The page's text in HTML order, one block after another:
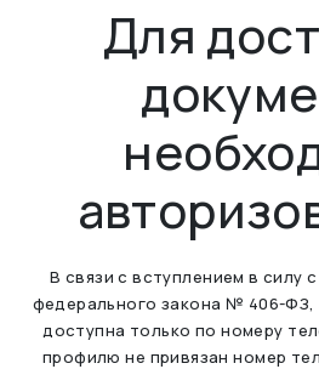
Для
В связи с вступлением в силу
федерального закона № 406-ФЗ,
доступна только по номеру
профилю не привязан номер